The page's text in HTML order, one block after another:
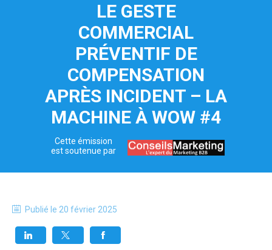
LE GESTE
COMMERCIAL
PRÉVENTIF DE
COMPENSATION
APRÈS INCIDENT – LA
MACHINE À WOW #4
Cette émission
est soutenue par
Publié le 20 février 2025